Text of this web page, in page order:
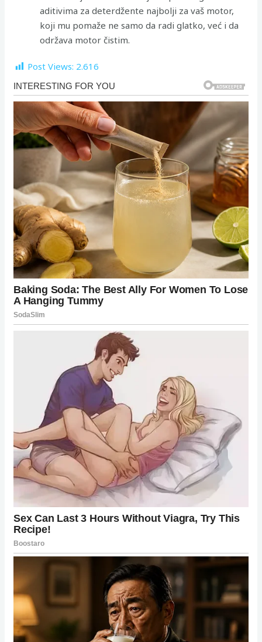
aditivima za deterdžente najbolji za vaš motor,
koji mu pomaže ne samo da radi glatko, već i da
održava motor čistim.
Post Views: 2.616